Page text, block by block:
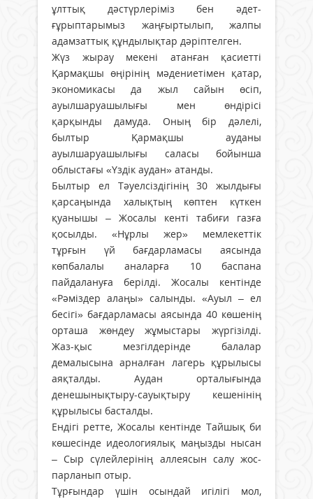
ұлттық дәстүрлеріміз бен әдет-
ғұрыптарымыз жаңғыртылып, жалпы
адамзаттық құндылықтар дәріптелген.
Жүз жырау мекені атанған қасиетті
Қармақшы өңірінің мәдениетімен қатар,
экономикасы да жыл сайын өсіп,
ауылшаруашылығы мен өндірісі
қарқынды дамуда. Оның бір дәлелі,
былтыр Қармақшы ауданы
ауылшаруашылығы саласы бойынша
облыстағы «Үздік аудан» атанды.
Былтыр ел Тәуелсіздігінің 30 жылдығы
қарсаңында халықтың көптен күткен
қуанышы – Жосалы кенті табиғи газға
қосылды. «Нұрлы жер» мемлекеттік
тұрғын үй бағдарламасы аясында
көпбалалы аналарға 10 баспана
пайдалануға берілді. Жосалы кентінде
«Рәміздер алаңы» салынды. «Ауыл – ел
бесігі» бағдарламасы аясында 40 көшенің
орташа жөндеу жұмыстары жүргізілді.
Жаз-қыс мезгілдерінде балалар
демалысына арналған лагерь құрылысы
аяқталды. Аудан орталығында
денешынықтыру-сауықтыру кешенінің
құрылысы басталды.
Ендігі ретте, Жосалы кентінде Тайшық би
көшесінде идеологиялық маңызды нысан
– Сыр сүлейлерінің аллеясын салу жос­
парланып отыр.
Тұрғындар үшін осындай игілігі мол,